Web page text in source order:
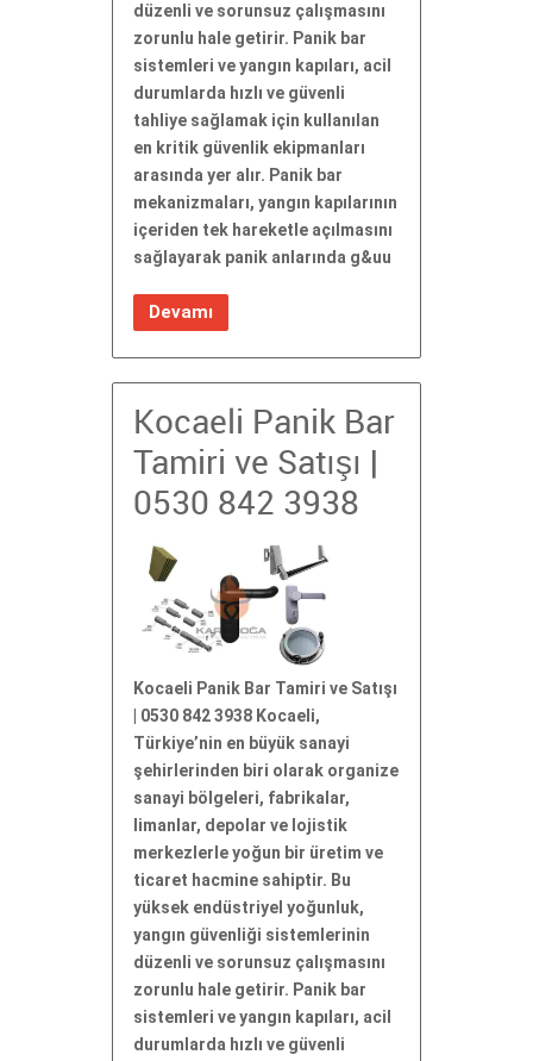
düzenli ve sorunsuz çalışmasını
zorunlu hale getirir. Panik bar
sistemleri ve yangın kapıları, acil
durumlarda hızlı ve güvenli
tahliye sağlamak için kullanılan
en kritik güvenlik ekipmanları
arasında yer alır. Panik bar
mekanizmaları, yangın kapılarının
içeriden tek hareketle açılmasını
sağlayarak panik anlarında g&uu
Devamı
Kocaeli Panik Bar
Tamiri ve Satışı |
0530 842 3938
Kocaeli Panik Bar Tamiri ve Satışı
| 0530 842 3938 Kocaeli,
Türkiye’nin en büyük sanayi
şehirlerinden biri olarak organize
sanayi bölgeleri, fabrikalar,
limanlar, depolar ve lojistik
merkezlerle yoğun bir üretim ve
ticaret hacmine sahiptir. Bu
yüksek endüstriyel yoğunluk,
yangın güvenliği sistemlerinin
düzenli ve sorunsuz çalışmasını
zorunlu hale getirir. Panik bar
sistemleri ve yangın kapıları, acil
durumlarda hızlı ve güvenli